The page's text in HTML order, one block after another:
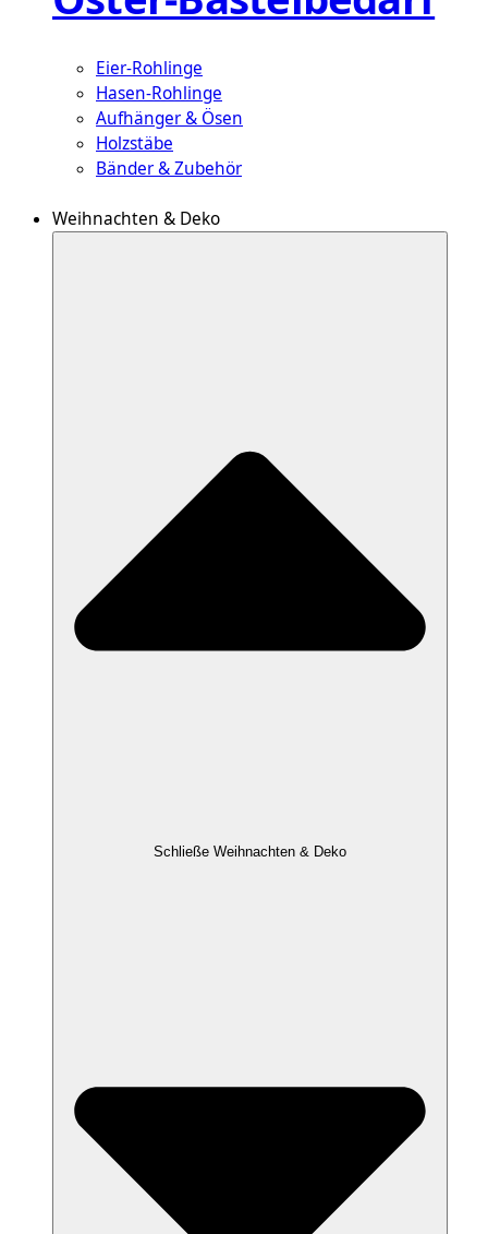
Eier-Rohlinge
Hasen-Rohlinge
Aufhänger & Ösen
Holzstäbe
Bänder & Zubehör
Weihnachten & Deko
Schließe Weihnachten & Deko